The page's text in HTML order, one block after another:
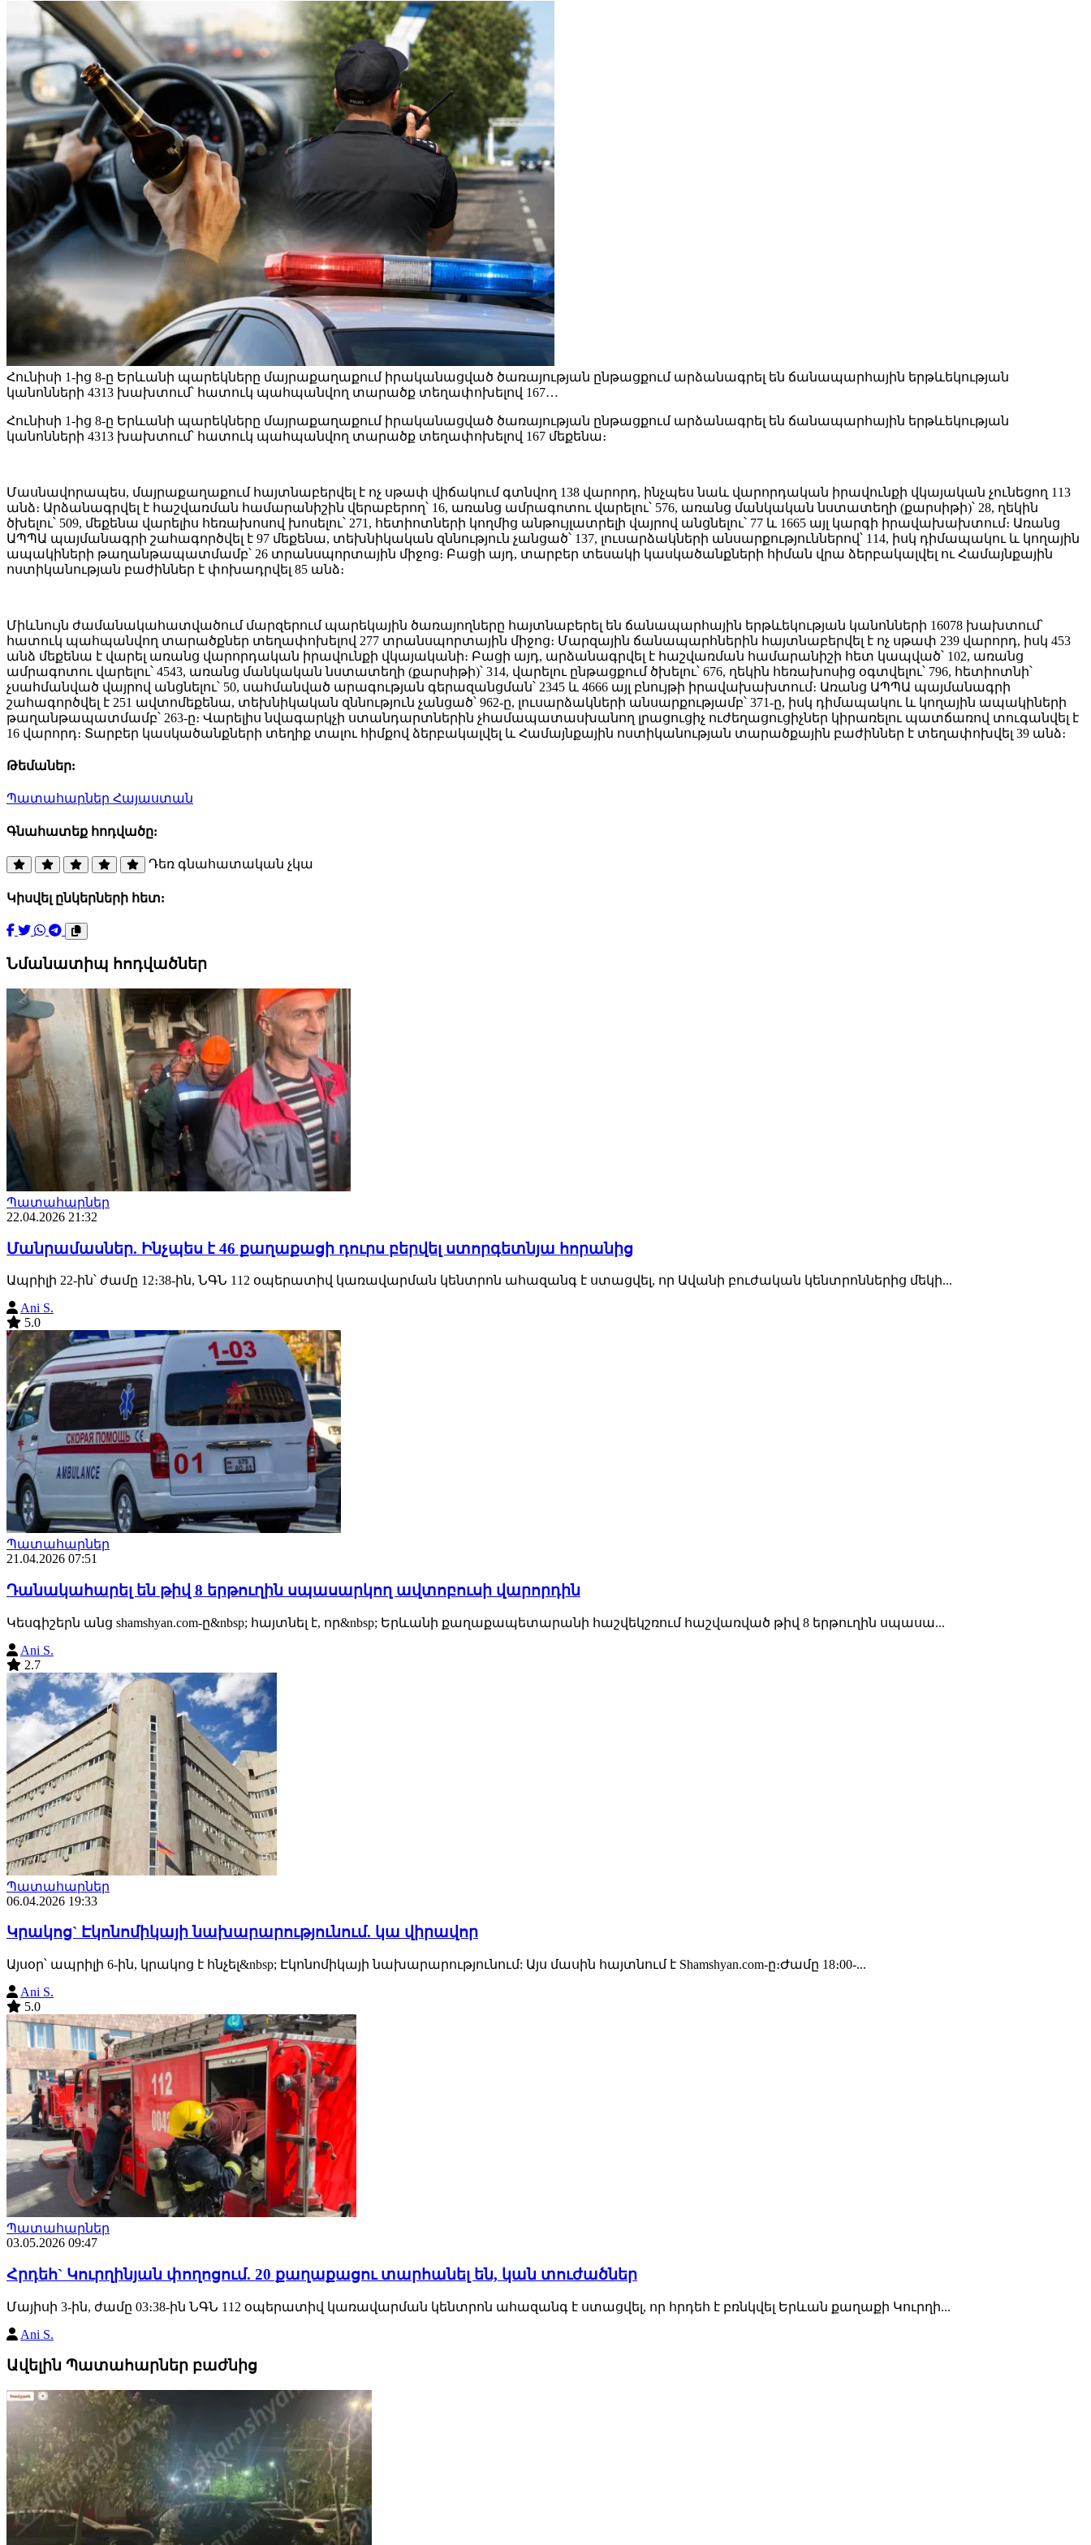
Հունիսի 1-ից 8-ը Երևանի պարեկները մայրաքաղաքում իրականացված ծառայության ընթացքում արձանագրել են ճանապարհային երթևեկության
կանոնների 4313 խախտում՝ հատուկ պահպանվող տարածք տեղափոխելով 167…
Հունիսի 1-ից 8-ը Երևանի պարեկները մայրաքաղաքում իրականացված ծառայության ընթացքում արձանագրել են ճանապարհային երթևեկության
կանոնների 4313 խախտում՝ հատուկ պահպանվող տարածք տեղափոխելով 167 մեքենա։
Մասնավորապես, մայրաքաղաքում հայտնաբերվել է ոչ սթափ վիճակում գտնվող 138 վարորդ, ինչպես նաև վարորդական իրավունքի վկայական չունեցող 113
անձ։ Արձանագրվել է հաշվառման համարանիշին վերաբերող՝ 16, առանց ամրագոտու վարելու՝ 576, առանց մանկական նստատեղի (քարսիթի)՝ 28, ղեկին
ծխելու՝ 509, մեքենա վարելիս հեռախոսով խոսելու՝ 271, հետիոտների կողմից անթույլատրելի վայրով անցնելու՝ 77 և 1665 այլ կարգի իրավախախտում։ Առանց
ԱՊՊԱ պայմանագրի շահագործվել է 97 մեքենա, տեխնիկական զննություն չանցած՝ 137, լուսարձակների անսարքություններով՝ 114, իսկ դիմապակու և կողային
ապակիների թաղանթապատմամբ՝ 26 տրանսպորտային միջոց։ Բացի այդ, տարբեր տեսակի կասկածանքների հիման վրա ձերբակալվել ու Համայնքային
ոստիկանության բաժիններ է փոխադրվել 85 անձ։
Միևնույն ժամանակահատվածում մարզերում պարեկային ծառայողները հայտնաբերել են ճանապարհային երթևեկության կանոնների 16078 խախտում՝
հատուկ պահպանվող տարածքներ տեղափոխելով 277 տրանսպորտային միջոց։ Մարզային ճանապարհներին հայտնաբերվել է ոչ սթափ 239 վարորդ, իսկ 453
անձ մեքենա է վարել առանց վարորդական իրավունքի վկայականի։ Բացի այդ, արձանագրվել է հաշվառման համարանիշի հետ կապված՝ 102, առանց
ամրագոտու վարելու՝ 4543, առանց մանկական նստատեղի (քարսիթի)՝ 314, վարելու ընթացքում ծխելու՝ 676, ղեկին հեռախոսից օգտվելու՝ 796, հետիոտնի՝
չսահմանված վայրով անցնելու՝ 50, սահմանված արագության գերազանցման՝ 2345 և 4666 այլ բնույթի իրավախախտում։ Առանց ԱՊՊԱ պայմանագրի
շահագործվել է 251 ավտոմեքենա, տեխնիկական զննություն չանցած՝ 962-ը, լուսարձակների անսարքությամբ՝ 371-ը, իսկ դիմապակու և կողային ապակիների
թաղանթապատմամբ՝ 263-ը։ Վարելիս նվագարկչի ստանդարտներին չհամապատասխանող լրացուցիչ ուժեղացուցիչներ կիրառելու պատճառով տուգանվել է
16 վարորդ։ Տարբեր կասկածանքների տեղիք տալու հիմքով ձերբակալվել և Համայնքային ոստիկանության տարածքային բաժիններ է տեղափոխվել 39 անձ։
Թեմաներ:
Պատահարներ Հայաստան
Գնահատեք հոդվածը:
Դեռ գնահատական չկա
Կիսվել ընկերների հետ:
Նմանատիպ հոդվածներ
Պատահարներ
22.04.2026 21:32
Մանրամասներ. Ինչպես է 46 քաղաքացի դուրս բերվել ստորգետնյա հորանից
Ապրիլի 22-ին՝ ժամը 12։38-ին, ՆԳՆ 112 օպերատիվ կառավարման կենտրոն ահազանգ է ստացվել, որ Ավանի բուժական կենտրոններից մեկի...
Ani S.
5.0
Պատահարներ
21.04.2026 07:51
Դանակահարել են թիվ 8 երթուղին սպասարկող ավտոբուսի վարորդին
Կեսգիշերն անց shamshyan.com-ը&nbsp; հայտնել է, որ&nbsp; Երևանի քաղաքապետարանի հաշվեկշռում հաշվառված թիվ 8 երթուղին սպասա...
Ani S.
2.7
Պատահարներ
06.04.2026 19:33
Կրակոց` Էկոնոմիկայի նախարարությունում. կա վիրավոր
Այսօր՝ ապրիլի 6-ին, կրակոց է հնչել&nbsp; Էկոնոմիկայի նախարարությունում: Այս մասին հայտնում է Shamshyan.com-ը։Ժամը 18։00-...
Ani S.
5.0
Պատահարներ
03.05.2026 09:47
Հրդեհ` Կուրղինյան փողոցում. 20 քաղաքացու տարհանել են, կան տուժածներ
Մայիսի 3-ին, ժամը 03։38-ին ՆԳՆ 112 օպերատիվ կառավարման կենտրոն ահազանգ է ստացվել, որ հրդեհ է բռնկվել Երևան քաղաքի Կուրղի...
Ani S.
Ավելին Պատահարներ բաժնից